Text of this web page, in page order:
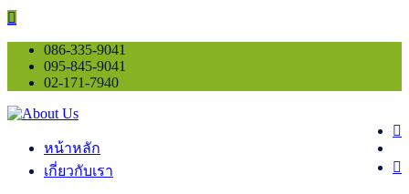
086-335-9041
095-845-9041
02-171-7940
หน้าหลัก
เกี่ยวกับเรา